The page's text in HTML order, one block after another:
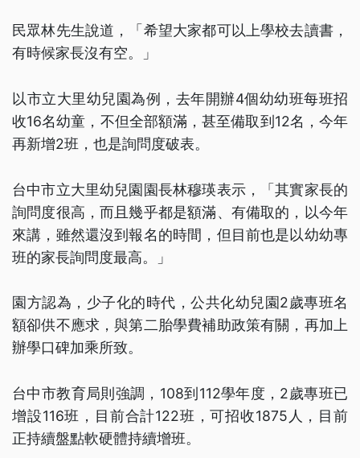
民眾林先生說道，「希望大家都可以上學校去讀書，
有時候家長沒有空。」
以市立大里幼兒園為例，去年開辦4個幼幼班每班招
收16名幼童，不但全部額滿，甚至備取到12名，今年
再新增2班，也是詢問度破表。
台中市立大里幼兒園園長林穆瑛表示，「其實家長的
詢問度很高，而且幾乎都是額滿、有備取的，以今年
來講，雖然還沒到報名的時間，但目前也是以幼幼專
班的家長詢問度最高。」
園方認為，少子化的時代，公共化幼兒園2歲專班名
額卻供不應求，與第二胎學費補助政策有關，再加上
辦學口碑加乘所致。
台中市教育局則強調，108到112學年度，2歲專班已
增設116班，目前合計122班，可招收1875人，目前
正持續盤點軟硬體持續增班。